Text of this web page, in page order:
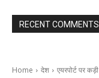
RECENT COMMENTS